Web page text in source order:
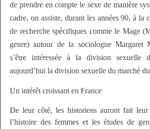
de prendre en compte le sexe de manière
cadre, on assiste, durant les années 90, à la
de recherche spécifiques comme le Mage
genre) autour de la sociologue Margaret
s’être intéressée à la division sexuelle
aujourd’hui la division sexuelle du marché
Un intérêt croissant en France
De leur côté, les historiens auront fait
l’histoire des femmes et les études de